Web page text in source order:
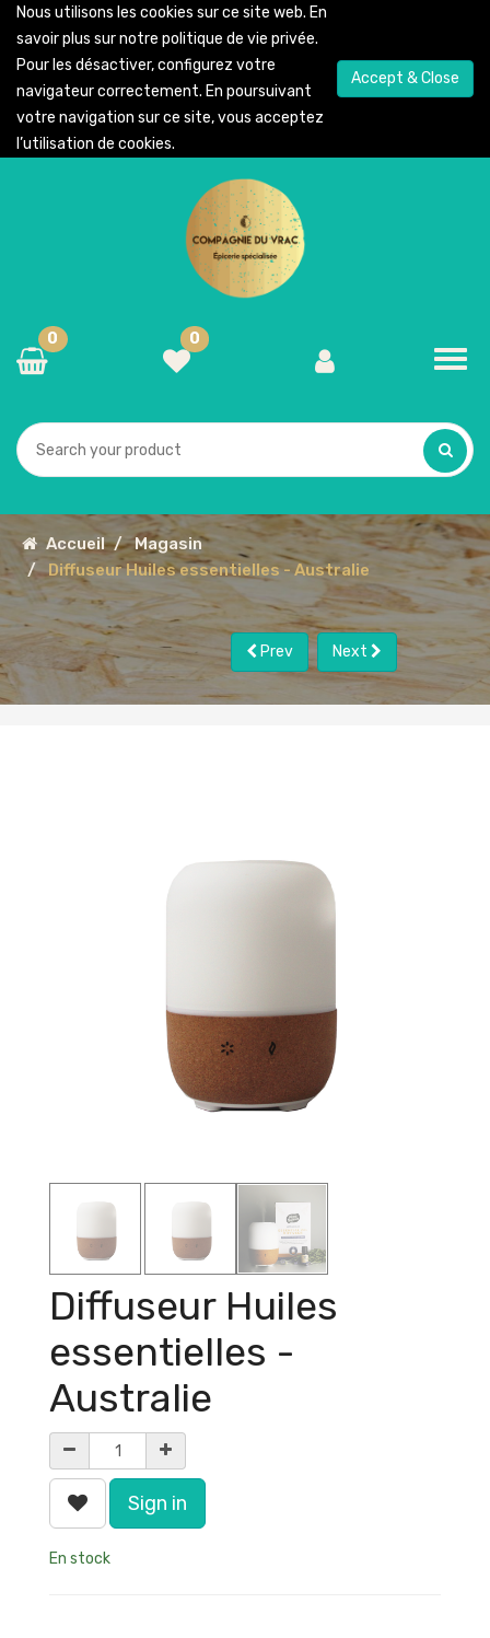
Nous utilisons les cookies sur ce site web. En
savoir plus sur notre politique de vie privée.
Pour les désactiver, configurez votre
navigateur correctement. En poursuivant
votre navigation sur ce site, vous acceptez
l’utilisation de cookies.
Accept & Close
0
0
Accueil
Magasin
Diffuseur Huiles essentielles - Australie
Prev Next
Diffuseur Huiles
essentielles -
Australie
Sign in
En stock